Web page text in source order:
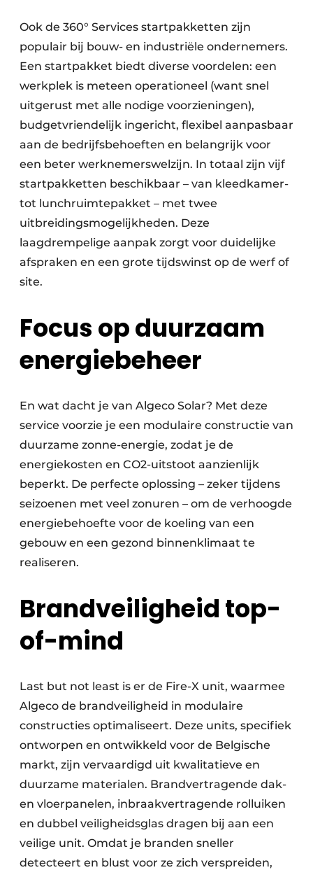
Ook de 360° Services startpakketten zijn
populair bij bouw- en industriële ondernemers.
Een startpakket biedt diverse voordelen: een
werkplek is meteen operationeel (want snel
uitgerust met alle nodige voorzieningen),
budgetvriendelijk ingericht, flexibel aanpasbaar
aan de bedrijfsbehoeften en belangrijk voor
een beter werknemerswelzijn. In totaal zijn vijf
startpakketten beschikbaar – van kleedkamer-
tot lunchruimtepakket – met twee
uitbreidingsmogelijkheden. Deze
laagdrempelige aanpak zorgt voor duidelijke
afspraken en een grote tijdswinst op de werf of
site.
Focus op duurzaam
energiebeheer
En wat dacht je van Algeco Solar? Met deze
service voorzie je een modulaire constructie van
duurzame zonne-energie, zodat je de
energiekosten en CO2-uitstoot aanzienlijk
beperkt. De perfecte oplossing – zeker tijdens
seizoenen met veel zonuren – om de verhoogde
energiebehoefte voor de koeling van een
gebouw en een gezond binnenklimaat te
realiseren.
Brandveiligheid top-
of-mind
Last but not least is er de Fire-X unit, waarmee
Algeco de brandveiligheid in modulaire
constructies optimaliseert. Deze units, specifiek
ontworpen en ontwikkeld voor de Belgische
markt, zijn vervaardigd uit kwalitatieve en
duurzame materialen. Brandvertragende dak-
en vloerpanelen, inbraakvertragende rolluiken
en dubbel veiligheidsglas dragen bij aan een
veilige unit. Omdat je branden sneller
detecteert en blust voor ze zich verspreiden,